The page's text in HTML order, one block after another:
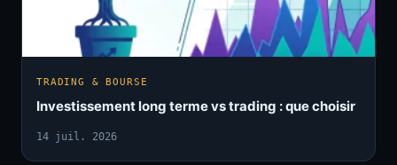
TRADING & BOURSE
Investissement long terme vs trading : que choisir
14 juil. 2026